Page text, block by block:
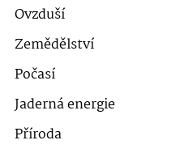
Ovzduší
Zemědělství
Počasí
Jaderná energie
Příroda